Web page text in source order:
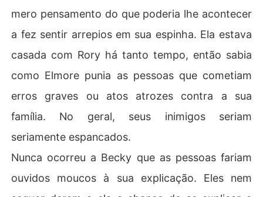
mero pensamento do que poderia lhe acontecer
a fez sentir arrepios em sua espinha. Ela estava
casada com Rory há tanto tempo, então sabia
como Elmore punia as pessoas que cometiam
erros graves ou atos atrozes contra a sua
família. No geral, seus inimigos seriam
seriamente espancados.
Nunca ocorreu a Becky que as pessoas fariam
ouvidos moucos à sua explicação. Eles nem